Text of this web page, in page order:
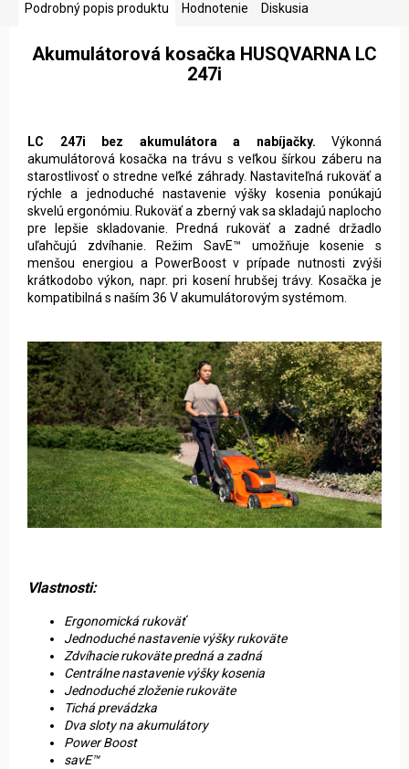
Podrobný popis produktu Hodnotenie Diskusia
Akumulátorová kosačka HUSQVARNA LC
247i
LC 247i bez akumulátora a nabíjačky. Výkonná
akumulátorová kosačka na trávu s veľkou šírkou záberu na
starostlivosť o stredne veľké záhrady. Nastaviteľná rukoväť a
rýchle a jednoduché nastavenie výšky kosenia ponúkajú
skvelú ergonómiu. Rukoväť a zberný vak sa skladajú naplocho
pre lepšie skladovanie. Predná rukoväť a zadné držadlo
uľahčujú zdvíhanie. Režim SavE™ umožňuje kosenie s
menšou energiou a PowerBoost v prípade nutnosti zvýši
krátkodobo výkon, napr. pri kosení hrubšej trávy. Kosačka je
kompatibilná s naším 36 V akumulátorovým systémom.
Vlastnosti:
Ergonomická rukoväť
Jednoduché nastavenie výšky rukoväte
Zdvíhacie rukoväte predná a zadná
Centrálne nastavenie výšky kosenia
Jednoduché zloženie rukoväte
Tichá prevádzka
Dva sloty na akumulátory
Power Boost
savE™